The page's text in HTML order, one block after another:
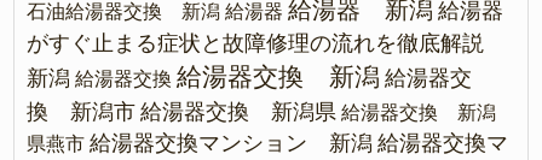
石油給湯器交換 新潟 給湯器 給湯器 新潟 給湯器
がすぐ止まる症状と故障修理の流れを徹底解説
新潟 給湯器交換 給湯器交換 新潟 給湯器交
換 新潟市 給湯器交換 新潟県 給湯器交換 新潟
県燕市 給湯器交換マンション 新潟 給湯器交換マ